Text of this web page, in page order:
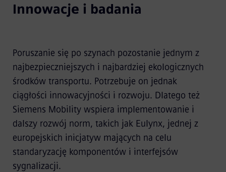
Innowacje i badania
Poruszanie się po szynach pozostanie jednym z
najbezpieczniejszych i najbardziej ekologicznych
środków transportu. Potrzebuje on jednak
ciągłości innowacyjności i rozwoju. Dlatego też
Siemens Mobility wspiera implementowanie i
dalszy rozwój norm, takich jak Eulynx, jednej z
europejskich inicjatyw mających na celu
standaryzację komponentów i interfejsów
sygnalizacji.